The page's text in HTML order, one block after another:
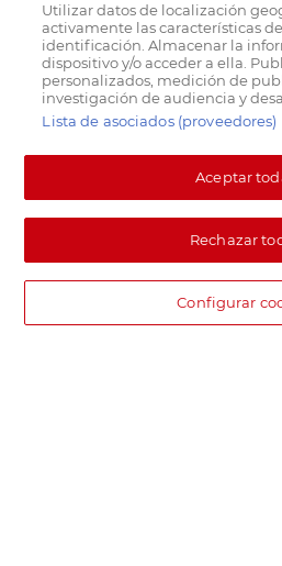
Utilizar datos de localización
activamente las características
identificación. Almacenar la
dispositivo y/o acceder a ella.
personalizados, medición de
investigación de audiencia y
Lista de asociados (proveedores)
Aceptar
Rechazar
Configurar